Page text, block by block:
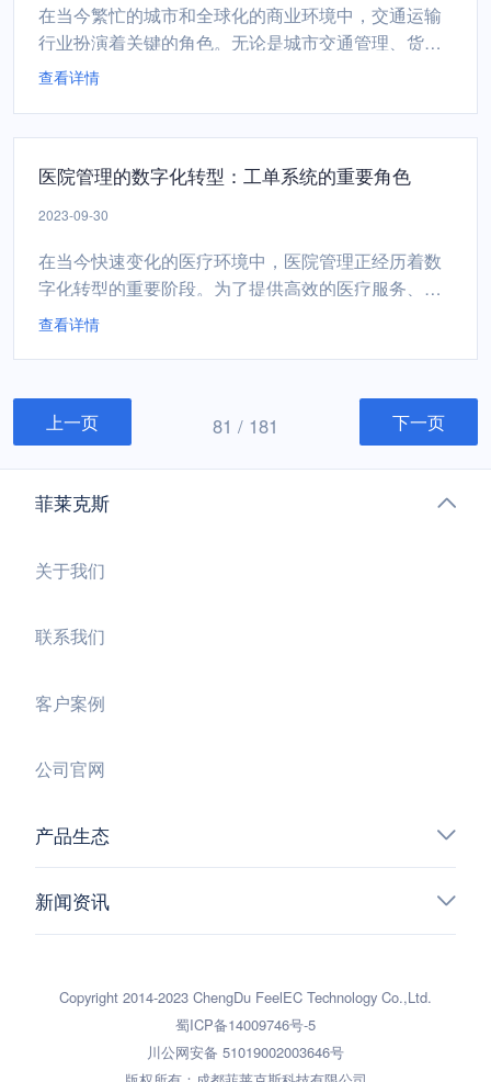
在当今繁忙的城市和全球化的商业环境中，交通运输
行业扮演着关键的角色。无论是城市交通管理、货运
物流还是航空运输，运营的高效性和可靠性都至关重
环境造成了负面影响。维护和修复： 车辆、道路、铁
路和...
查看详情
医院管理的数字化转型：工单系统的重要角色
2023-09-30
在当今快速变化的医疗环境中，医院管理正经历着数
字化转型的重要阶段。为了提供高效的医疗服务、提
高患者关怀水平并确保医院运营的顺畅，工单系统正
战患者流程管理： 医院必须有效地管理患者的流程，
包括预约、登记、诊断、治疗和出院。这需要协调多
个部...
查看详情
上一页 81 / 181 下一页
菲莱克斯
关于我们
联系我们
客户案例
公司官网
产品生态
新闻资讯
Copyright 2014-2023 ChengDu FeelEC Technology Co.,Ltd.
蜀ICP备14009746号-5
川公网安备 51019002003646号